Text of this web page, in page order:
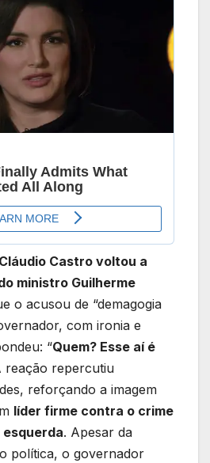
Cláudio Castro voltou a
ministro Guilherme
o acusou de “demagogia
com ironia e
“Quem? Esse aí é
reação repercutiu
reforçando a imagem
líder firme contra o crime
esquerda. Apesar da
política, o governador